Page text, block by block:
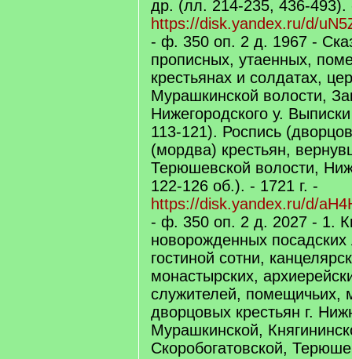
др. (лл. 214-235, 436-493).
https://disk.yandex.ru/d/
- ф. 350 оп. 2 д. 1967 -
прописных, утаенных,
крестьянах и солдатах,
Мурашкинской волости,
Нижегородского у.
113-121). Роспись
(мордва) крестьян,
Терюшевской волости,
122-126 об.). - 1721 г. -
https://disk.yandex.ru/d/
- ф. 350 оп. 2 д. 2027 - 1.
новорожденных
гостиной сотни,
монастырских,
служителей, помещичьих,
дворцовых крестьян г.
Мурашкинской,
Скоробогатовской,